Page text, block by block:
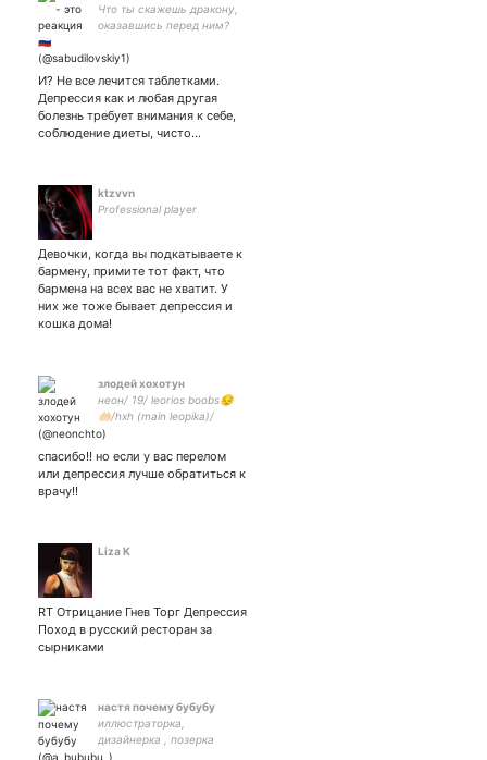
Что ты скажешь дракону,
оказавшись перед ним?
И? Не все лечится таблетками.
Депрессия как и любая другая
болезнь требует внимания к себе,
соблюдение диеты, чисто…
ktzvvn
Professional player
Девочки, когда вы подкатываете к
бармену, примите тот факт, что
бармена на всех вас не хватит. У
них же тоже бывает депрессия и
кошка дома!
злодей хохотун
неон/ 19/ leorios boobs😔
🤲🏻/hxh (main leopika)/
лгбткиап+/ art rt acc:
спасибо!! но если у вас перелом
или депрессия лучше обратиться к
врачу!!
Liza K
RT Отрицание Гнев Торг Депрессия
Поход в русский ресторан за
сырниками
настя почему бубубу
иллюстраторка,
дизайнерка , позерка